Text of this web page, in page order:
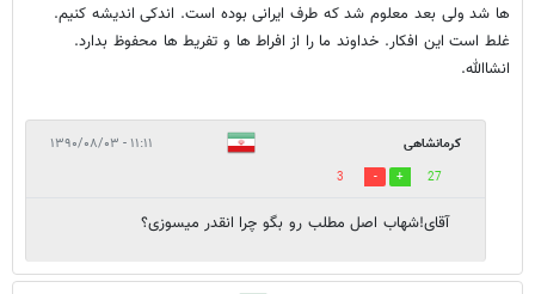
ها شد ولی بعد معلوم شد که طرف ایرانی بوده است. اندکی اندیشه کنیم.
غلط است این افکار. خداوند ما را از افراط ها و تفریط ها محفوظ بدارد.
انشاالله.
کرمانشاهی ۱۱:۱۱ - ۱۳۹۰/۰۸/۰۳
27
3
آقای!شهاب اصل مطلب رو بگو چرا انقدر میسوزی؟